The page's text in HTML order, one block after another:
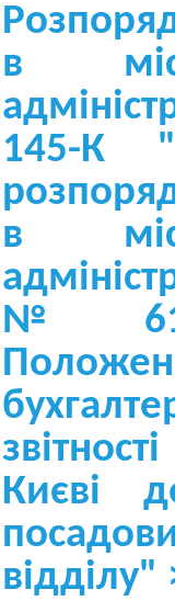
в
145-К
в
№ 612-
Києві
відділу"